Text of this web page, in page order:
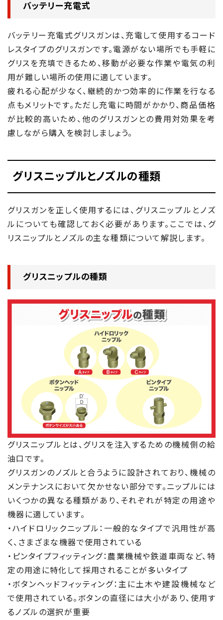
バッテリー充電式
バッテリー充電式グリスガンは、充電して使用するコード
レスタイプのグリスガンです。電源がない場所でも手軽に
グリスを充填できるため、移動が必要な作業や電気の利
用が難しい場所の使用に適しています。
疲れる心配が少なく、継続的かつ効率的に作業を行なる
点もメリットです。ただし充電に時間がかかり、商品価格
が比較的高いため、他のグリスガンとの費用対効果を考
慮しながら購入を検討しましょう。
グリスニップルとノズルの種類
グリスガンを正しく使用するには、グリスニップルとノズ
ルについても確認しておく必要があります。ここでは、グ
リスニップルとノズルの主な種類について解説します。
グリスニップルの種類
グリスニップルとは、グリスを注入するための機械側の給
油口です。
グリスガンのノズルと合うように設計されており、機械の
メンテナンスにおいて欠かせない部分です。ニップルには
いくつかの異なる種類があり、それぞれが特定の用途や
機器に適しています。
・ハイドロリックニップル：一般的なタイプで汎用性が高
く、さまざまな機器で使用されている
・ピンタイプフィッティング：農業機械や鉄道車両など、特
定の用途に特化して採用されることが多いタイプ
・ボタンヘッドフィッティング：主に土木や建設機械など
で使用されている。ボタンの直径には大小があり、使用す
るノズルの選択が重要